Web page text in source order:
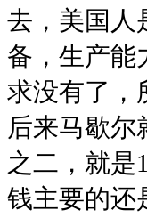
去，美国人
备，生产能
求没有了，
后来马歇尔
之二，就是
钱主要的还